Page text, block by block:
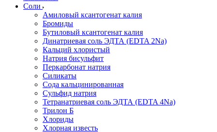
Соли
Амиловый ксантогенат калия
Бромиды
Бутиловый ксантогенат калия
Динатриевая соль ЭДТА (EDTA 2Na)
Кальций хлористый
Натрия бисульфит
Перкарбонат натрия
Силикаты
Сода кальцинированная
Сульфид натрия
Тетранатриевая соль ЭДТА (EDTA 4Na)
Трилон Б
Хлориды
Хлорная известь